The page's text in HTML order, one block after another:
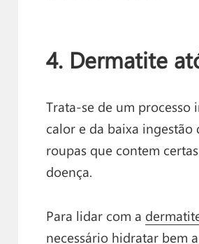
4. Dermatite
Trata-se de um
calor e da baixa
roupas que contem
doença.
Para lidar com a
necessário hidratar bem